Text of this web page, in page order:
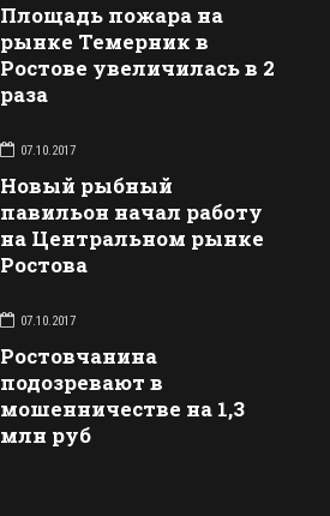
Площадь пожара на
рынке Темерник в
Ростове увеличилась в 2
раза
07.10.2017
Новый рыбный
павильон начал работу
на Центральном рынке
Ростова
07.10.2017
Ростовчанина
подозревают в
мошенничестве на 1,3
млн руб